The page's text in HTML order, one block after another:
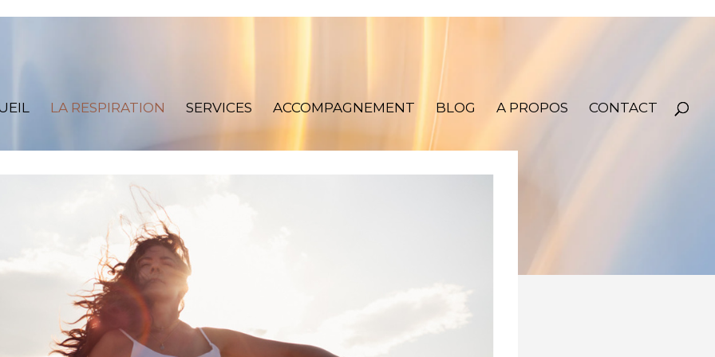
LA RESPIRATION SERVICES ACCOMPAGNEMENT BLOG A PROPOS CONTACT